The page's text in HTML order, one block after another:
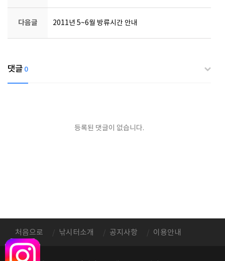
다음글 2011년 5~6월 방류시간 안내
댓글 0
등록된 댓글이 없습니다.
처음으로 낚시터소개 공지사항 이용안내